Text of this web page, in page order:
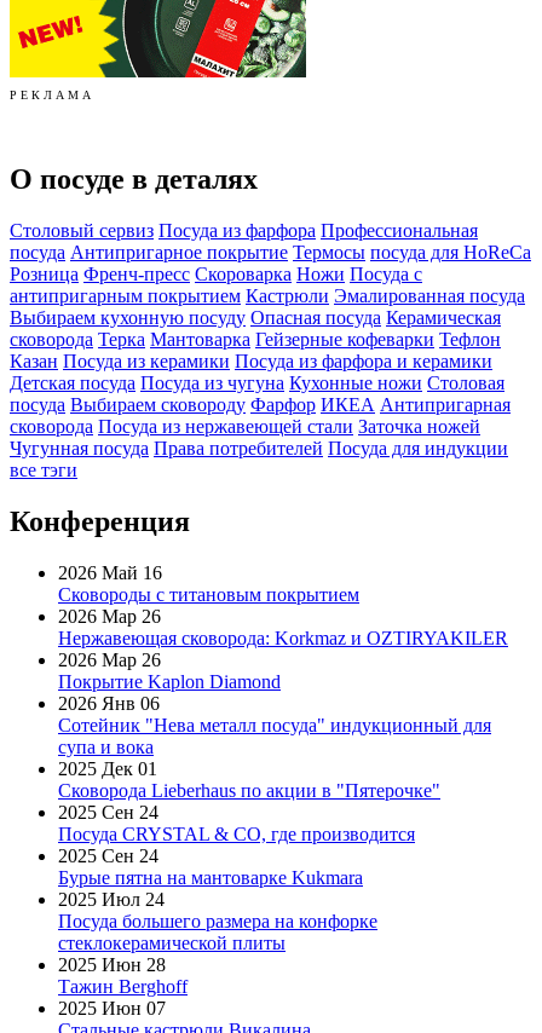
Р Е К Л А М А
О посуде в деталях
Столовый сервиз Посуда из фарфора Профессиональная
посуда Антипригарное покрытие Термосы посуда для HoReCa
Розница Френч-пресс Скороварка Ножи Посуда с
антипригарным покрытием Кастрюли Эмалированная посуда
Выбираем кухонную посуду Опасная посуда Керамическая
сковорода Терка Мантоварка Гейзерные кофеварки Тефлон
Казан Посуда из керамики Посуда из фарфора и керамики
Детская посуда Посуда из чугуна Кухонные ножи Столовая
посуда Выбираем сковороду Фарфор ИКЕА Антипригарная
сковорода Посуда из нержавеющей стали Заточка ножей
Чугунная посуда Права потребителей Посуда для индукции
все тэги
Конференция
2026 Май 16
Сковороды с титановым покрытием
2026 Мар 26
Нержавеющая сковорода: Korkmaz и OZTIRYAKILER
2026 Мар 26
Покрытие Kaplon Diamond
2026 Янв 06
Сотейник "Нева металл посуда" индукционный для
супа и вока
2025 Дек 01
Сковорода Lieberhaus по акции в "Пятерочке"
2025 Сен 24
Посуда CRYSTAL & CO, где производится
2025 Сен 24
Бурые пятна на мантоварке Kukmara
2025 Июл 24
Посуда большего размера на конфорке
стеклокерамической плиты
2025 Июн 28
Тажин Berghoff
2025 Июн 07